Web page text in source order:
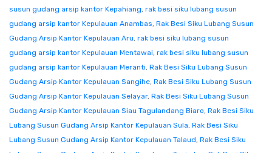
susun gudang arsip kantor Kepahiang, rak besi siku lubang susun
gudang arsip kantor Kepulauan Anambas, Rak Besi Siku Lubang Susun
Gudang Arsip Kantor Kepulauan Aru, rak besi siku lubang susun
gudang arsip kantor Kepulauan Mentawai, rak besi siku lubang susun
gudang arsip kantor Kepulauan Meranti, Rak Besi Siku Lubang Susun
Gudang Arsip Kantor Kepulauan Sangihe, Rak Besi Siku Lubang Susun
Gudang Arsip Kantor Kepulauan Selayar, Rak Besi Siku Lubang Susun
Gudang Arsip Kantor Kepulauan Siau Tagulandang Biaro, Rak Besi Siku
Lubang Susun Gudang Arsip Kantor Kepulauan Sula, Rak Besi Siku
Lubang Susun Gudang Arsip Kantor Kepulauan Talaud, Rak Besi Siku